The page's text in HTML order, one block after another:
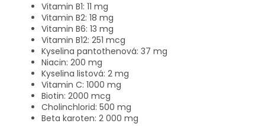
Vitamin B1: 11 mg
Vitamin B2: 18 mg
Vitamin B6: 13 mg
Vitamin B12: 251 mcg
Kyselina pantothenová: 37 mg
Niacin: 200 mg
Kyselina listová: 2 mg
Vitamin C: 1000 mg
Biotin: 2000 mcg
Cholinchlorid: 500 mg
Beta karoten: 2 000 mg